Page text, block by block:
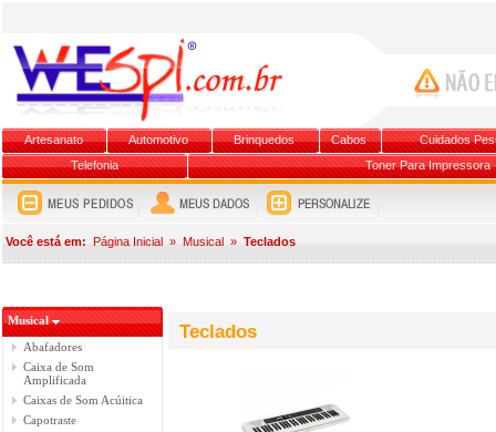
Artesanato Automotivo Brinquedos Cabos
Cuidados
Telefonia
Toner Para Impressora
Você está em: Página Inicial » Musical » Teclados
Musical
Abafadores
Caixa de Som
Amplificada
Caixas de Som Acúitica
Capotraste
Teclados